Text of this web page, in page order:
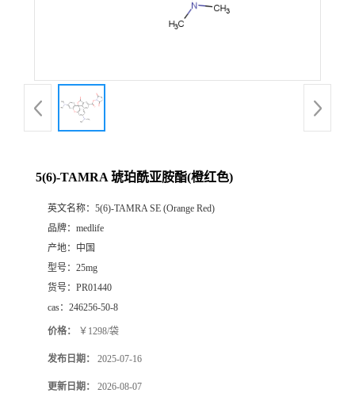
5(6)-TAMRA 琥珀酰亚胺酯(橙红色)
英文名称： 5(6)-TAMRA SE (Orange Red)
品牌： medlife
产地： 中国
型号： 25mg
货号： PR01440
cas： 246256-50-8
价格： ￥1298/袋
发布日期： 2025-07-16
更新日期： 2026-08-07